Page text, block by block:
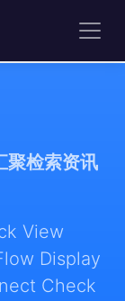
聚检索资讯
View
Display
Check